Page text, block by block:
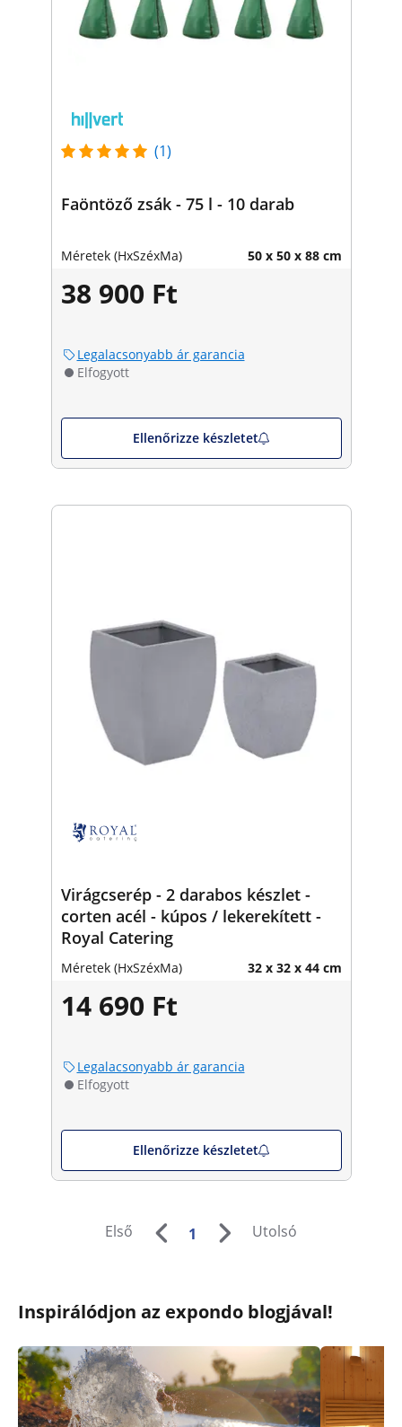
(1)
Faöntöző zsák - 75 l - 10 darab
Méretek (HxSzéxMa) 50 x 50 x 88 cm
38 900 Ft
Legalacsonyabb ár garancia
Elfogyott
Ellenőrizze készletet
Virágcserép - 2 darabos készlet -
corten acél - kúpos / lekerekített -
Royal Catering
Méretek (HxSzéxMa) 32 x 32 x 44 cm
14 690 Ft
Legalacsonyabb ár garancia
Elfogyott
Ellenőrizze készletet
Első 1 Utolsó
Inspirálódjon az expondo blogjával!